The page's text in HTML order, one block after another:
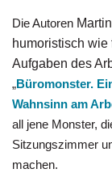
Die Autoren
humoristisch
Aufgaben des
„Büromonster.
Wahnsinn am
all jene Monster,
Sitzungszimmer
machen.